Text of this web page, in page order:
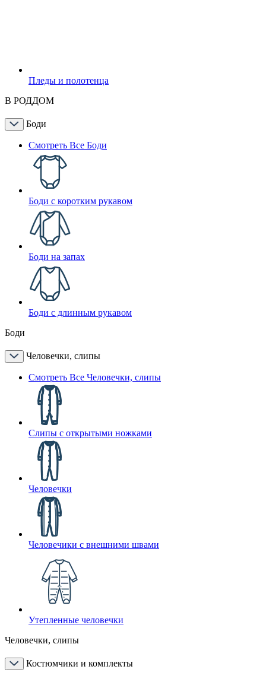
Пледы и полотенца
В РОДДОМ
Боди
Смотреть Все Боди
Боди с коротким рукавом
Боди на запах
Боди с длинным рукавом
Боди
Человечки, слипы
Смотреть Все Человечки, слипы
Слипы с открытыми ножками
Человечки
Человечики с внешними швами
Утепленные человечки
Человечки, слипы
Костюмчики и комплекты